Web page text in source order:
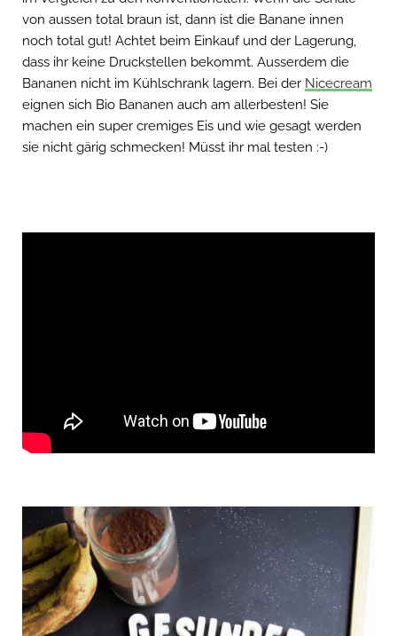
von aussen total braun ist, dann ist die Banane innen
noch total gut! Achtet beim Einkauf und der Lagerung,
dass ihr keine Druckstellen bekommt. Ausserdem die
Bananen nicht im Kühlschrank lagern. Bei der Nicecream
eignen sich Bio Bananen auch am allerbesten! Sie
machen ein super cremiges Eis und wie gesagt werden
sie nicht gärig schmecken! Müsst ihr mal testen :-)